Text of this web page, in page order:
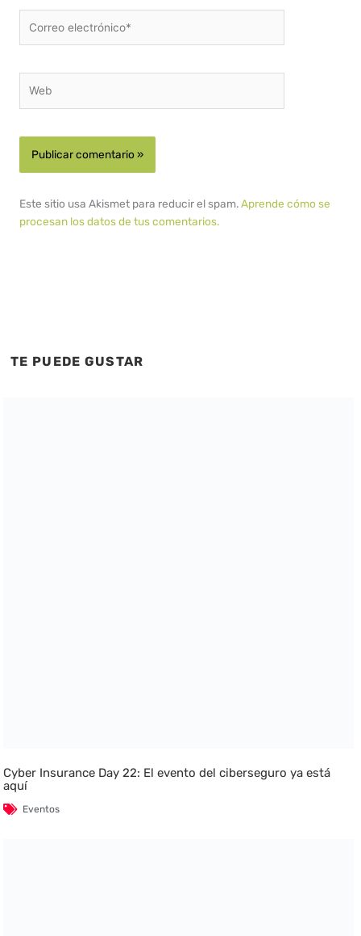
electrónico*
Este sitio usa Akismet para reducir el spam.Aprende cómo se
procesan los datos de tus comentarios.
TE PUEDE GUSTAR
Cyber Insurance Day 22: El evento del ciberseguro ya está
aquí
Eventos